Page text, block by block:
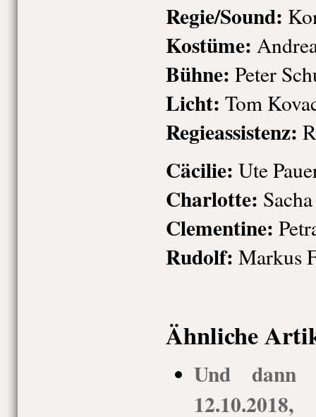
Regie/Sound:
Kostüme:
Bühne: Peter
Licht: Tom
Regieassistenz:
Cäcilie: Ute
Charlotte:
Clementine:
Rudolf: Markus
Ähnliche
Und dann